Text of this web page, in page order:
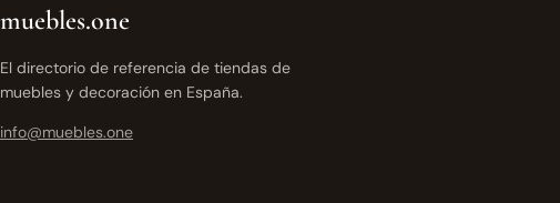
muebles.one
El directorio de referencia de tiendas de
muebles y decoración en España.
info@muebles.one